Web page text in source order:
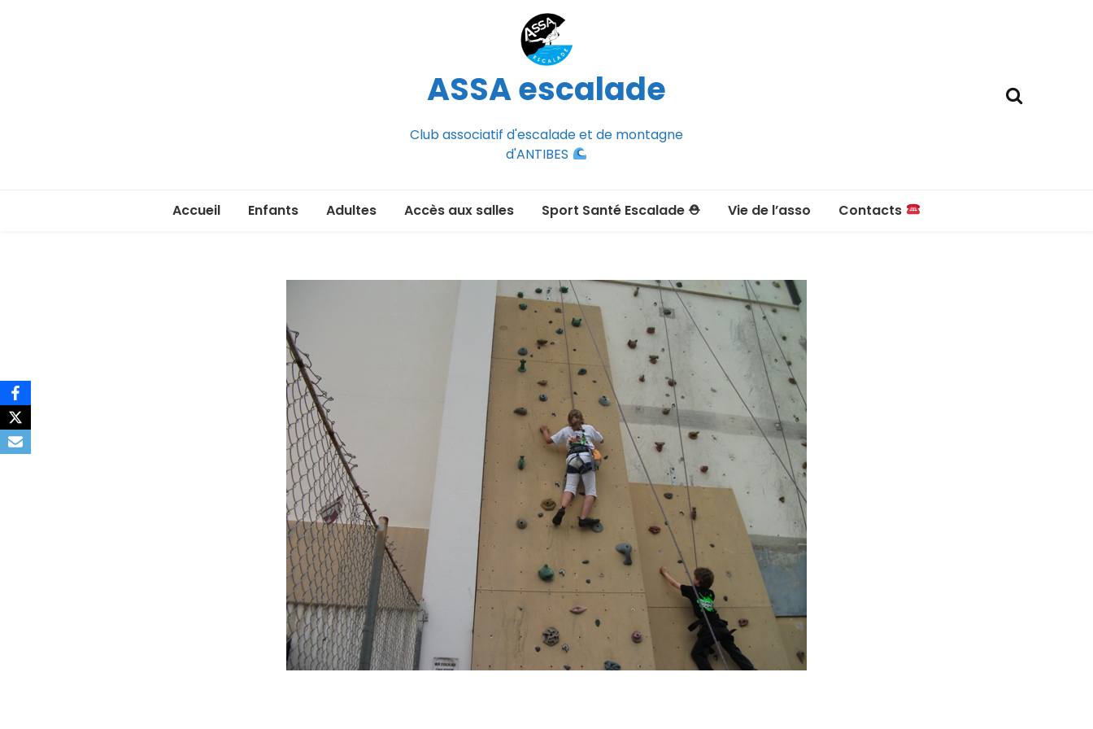
ASSA escalade
Club associatif d'escalade et de montagne
d'ANTIBES
Accueil Enfants
Stage été 2026
Adultes
ASSA Section Montagne
Devenir responsable de
séance
Créer une événement non
officiel sur Spond
Tutoriel SPOND Adulte
Charte du grimpeur ASSA
Programme des cours
Accès aux salles Sport Santé Escalade ⛑ Vie de l’asso
Contacts
Réglement intérieur
Questions fréquentes
Youtube ASSA
Matériel
Les encadrants du club
Histoire de l’Assa
La bibliothèque de l’ASSA
Sécurité
Formations
Barème kilométrique club
Contacts